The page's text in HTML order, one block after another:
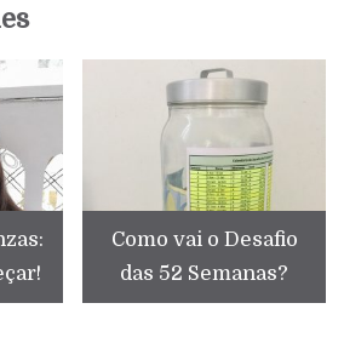
Como vai o Desafio
das 52 Semanas?